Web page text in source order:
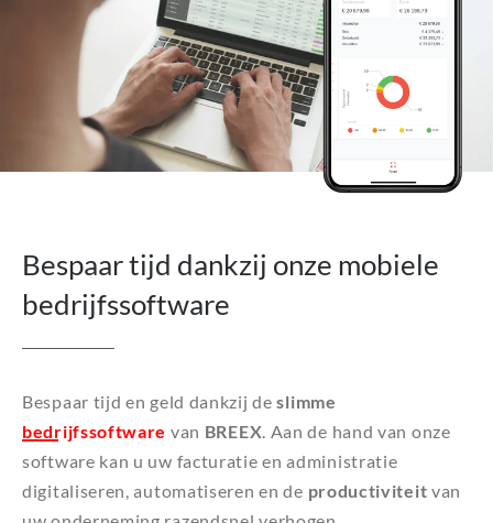
Bespaar tijd dankzij onze mobiele
bedrijfssoftware
Bespaar tijd en geld dankzij deslimme
bedrijfssoftware van BREEX. Aan de hand van onze
software kan u uw facturatie en administratie
digitaliseren, automatiseren en de productiviteit van